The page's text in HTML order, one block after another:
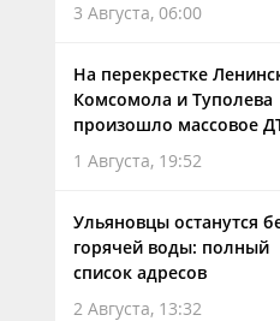
3 Августа, 06:00
На перекрестке
Комсомола и Туполева
произошло массовое
1 Августа, 19:52
Ульяновцы останутся
горячей воды: полный
список адресов
2 Августа, 13:32